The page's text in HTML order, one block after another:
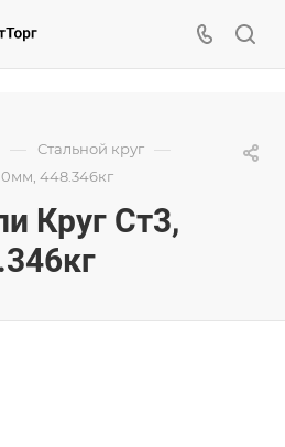
— Стальной круг —
448.346кг
Круг Ст3,